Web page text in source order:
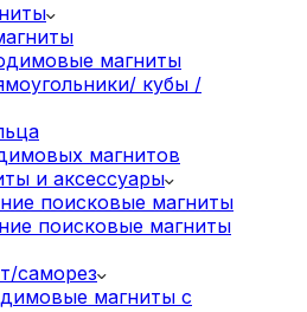
магниты
кубы /
магнитов
и аксессуары
поисковые магниты
поисковые магниты
саморез
магниты с